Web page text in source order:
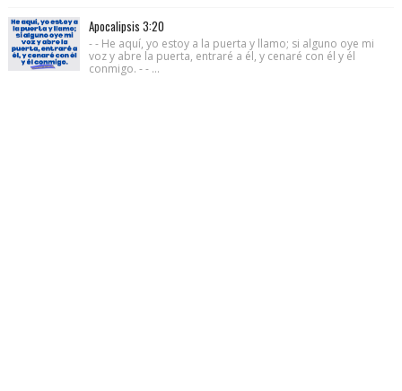
Apocalipsis 3:20
- - He aquí, yo estoy a la puerta y llamo; si alguno oye mi
voz y abre la puerta, entraré a él, y cenaré con él y él
conmigo. - - ...